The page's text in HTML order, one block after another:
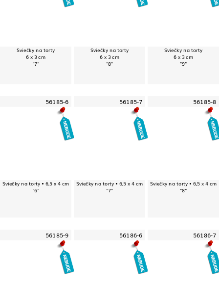
Sviečky na torty
6 x 3 cm
"7"
Sviečky na torty
6 x 3 cm
"8"
Sviečky na torty
6 x 3 cm
"9"
56185-6
Sviečky na torty • 6,5 x 4 cm
"6"
56185-7
Sviečky na torty • 6,5 x 4 cm
"7"
56185-8
Sviečky na torty • 6,5 x 4 cm
"8"
56185-9 56186-6 56186-7